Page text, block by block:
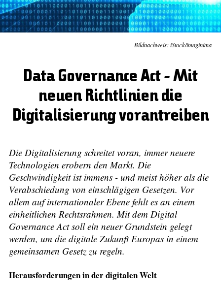
Bildnachweis: iStock/imaginima
Data Governance Act - Mit
neuen Richtlinien die
Digitalisierung vorantreiben
Die Digitalisierung schreitet voran, immer neuere
Technologien erobern den Markt. Die
Geschwindigkeit ist immens - und meist höher als die
Verabschiedung von einschlägigen Gesetzen. Vor
allem auf internationaler Ebene fehlt es an einem
einheitlichen Rechtsrahmen. Mit dem Digital
Governance Act soll ein neuer Grundstein gelegt
werden, um die digitale Zukunft Europas in einem
gemeinsamen Gesetz zu regeln.
Herausforderungen in der digitalen Welt